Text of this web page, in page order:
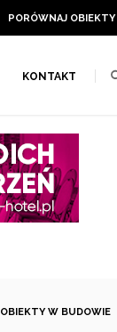
PORÓWNAJ OBIEKTY
KONTAKT
OBIEKTY W BUDOWIE